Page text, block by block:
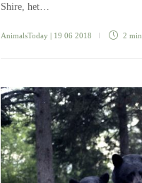
Shire, het…
AnimalsToday | 19 06 2018 2 min